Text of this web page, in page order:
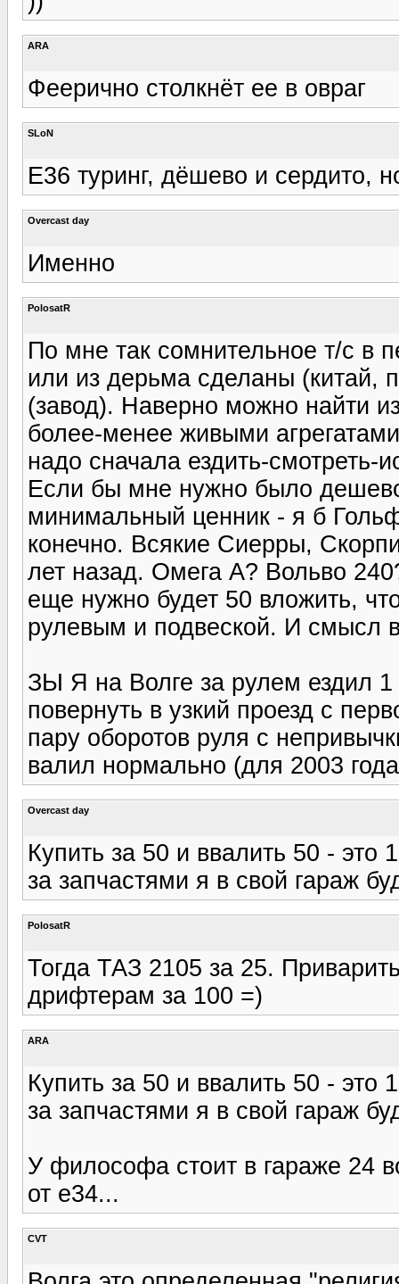
ARA
Феерично столкнёт ее в овраг
SLoN
Е36 туринг, дёшево и сердито,
Overcast day
Именно
PolosatR
По мне так сомнительное т/с в
или из дерьма сделаны (китай,
(завод). Наверно можно найти
более-менее живыми
надо сначала ездить-смотреть-
Если бы мне нужно было дешево
минимальный ценник - я б
конечно. Всякие Сиерры,
лет назад. Омега А? Вольво
еще нужно будет 50 вложить,
рулевым и подвеской. И смысл
ЗЫ Я на Волге за рулем ездил
повернуть в узкий проезд с
пару оборотов руля с
валил нормально (для 2003
Overcast day
Купить за 50 и ввалить 50 - это
за запчастями я в свой гараж
PolosatR
Тогда ТАЗ 2105 за 25.
дрифтерам за 100 =)
ARA
Купить за 50 и ввалить 50 - это
за запчастями я в свой гараж
У философа стоит в гараже 24
от е34...
CVT